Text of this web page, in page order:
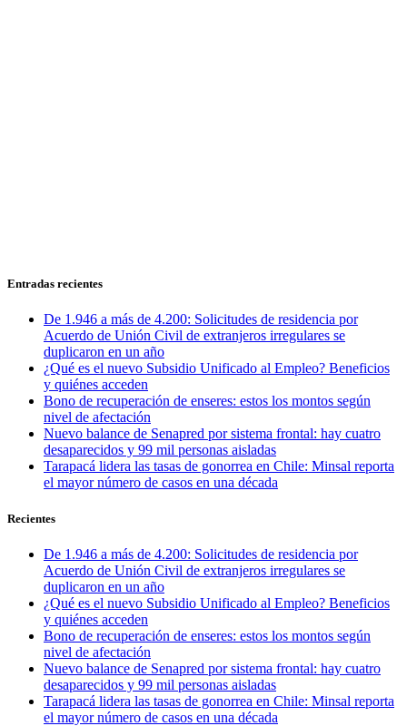
Entradas recientes
De 1.946 a más de 4.200: Solicitudes de residencia por
Acuerdo de Unión Civil de extranjeros irregulares se
duplicaron en un año
¿Qué es el nuevo Subsidio Unificado al Empleo? Beneficios
y quiénes acceden
Bono de recuperación de enseres: estos los montos según
nivel de afectación
Nuevo balance de Senapred por sistema frontal: hay cuatro
desaparecidos y 99 mil personas aisladas
Tarapacá lidera las tasas de gonorrea en Chile: Minsal reporta
el mayor número de casos en una década
Recientes
De 1.946 a más de 4.200: Solicitudes de residencia por
Acuerdo de Unión Civil de extranjeros irregulares se
duplicaron en un año
¿Qué es el nuevo Subsidio Unificado al Empleo? Beneficios
y quiénes acceden
Bono de recuperación de enseres: estos los montos según
nivel de afectación
Nuevo balance de Senapred por sistema frontal: hay cuatro
desaparecidos y 99 mil personas aisladas
Tarapacá lidera las tasas de gonorrea en Chile: Minsal reporta
el mayor número de casos en una década